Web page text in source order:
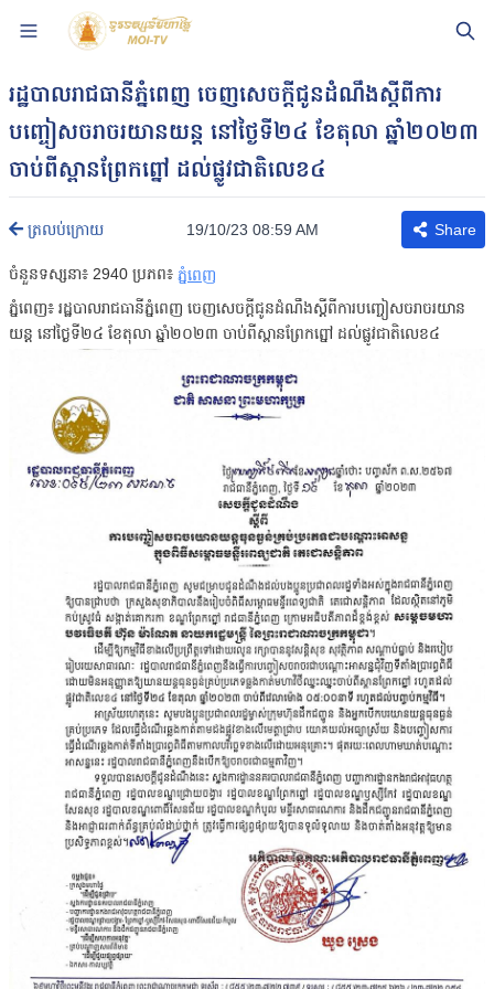
រដ្ឋបាលរាជធានីភ្នំពេញ ចេញសេចក្ដីជូនដំណឹងស្ដីពីការ
បញ្ចៀសចរាចរយានយន្ត នៅថ្ងៃទី២៤ ខែតុលា ឆ្នាំ២០២៣
ចាប់ពីស្ពានព្រែកព្នៅ ដល់ផ្លូវជាតិលេខ៤
ត្រលប់ក្រោយ 19/10/23 08:59 AM Share
ចំនួនទស្សនា៖ 2940 ប្រភព៖ ភ្នំពេញ
ភ្នំពេញ៖ រដ្ឋបាលរាជធានីភ្នំពេញ ចេញសេចក្ដីជូនដំណឹងស្ដីពីការបញ្ចៀសចរាចរយាន
យន្ត នៅថ្ងៃទី២៤ ខែតុលា ឆ្នាំ២០២៣ ចាប់ពីស្ពានព្រែកព្នៅ ដល់ផ្លូវជាតិលេខ៤